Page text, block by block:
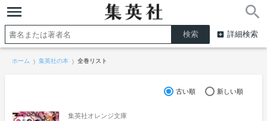
詳細検索
ホーム 集英社の本 全巻リスト
古い順 新しい順
集英社オレンジ文庫